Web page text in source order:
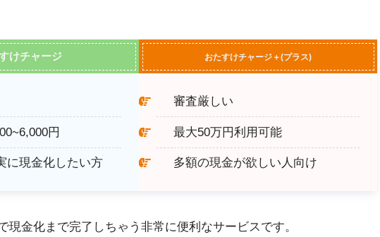
けチャージ
円
に現金化したい方
おたすけチャージ＋(プラス)
審査厳しい
最大50万円利用可能
多額の現金が欲しい人向け
現金化まで完了しちゃう非常に便利なサービスです。